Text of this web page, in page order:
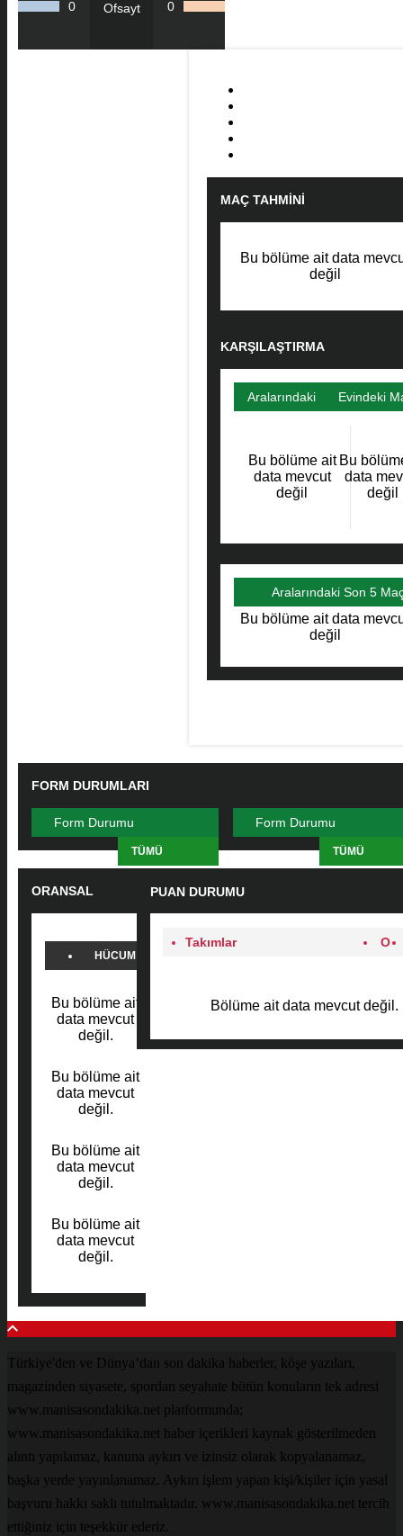
0 Ofsayt 0
MAÇ TAHMINI
Bu bölüme ait data
değil
KARŞILAŞTIRMA
Aralarındaki
Bu bölüme ait
data mevcut
değil
Evindeki
Bu
data
değil
Aralarındaki Son 5
Bu bölüme ait data
değil
FORM DURUMLARI
Form Durumu
TÜMÜ
Form Durumu
TÜMÜ
ORANSAL
HÜCUM
PAS
FAUL
Bu bölüme ait
data mevcut
değil.
Bu bölüme ait
data mevcut
değil.
Bu bölüme ait
data mevcut
değil.
Bu bölüme ait
data mevcut
değil.
PUAN DURUMU
Takımlar O
Bölüme ait data mevcut değil.
Türkiye'den ve Dünya’dan son dakika haberler, köşe yazıları,
magazinden siyasete, spordan seyahate bütün konuların tek adresi
www.manisasondakika.net platformunda;
www.manisasondakika.net haber içerikleri kaynak gösterilmeden
alıntı yapılamaz, kanuna aykırı ve izinsiz olarak kopyalanamaz,
başka yerde yayınlanamaz. Aykırı işlem yapan kişi/kişiler için yasal
başvuru hakkı saklı tutulmaktadır. www.manisasondakika.net tercih
ettiğiniz için teşekkür ederiz.